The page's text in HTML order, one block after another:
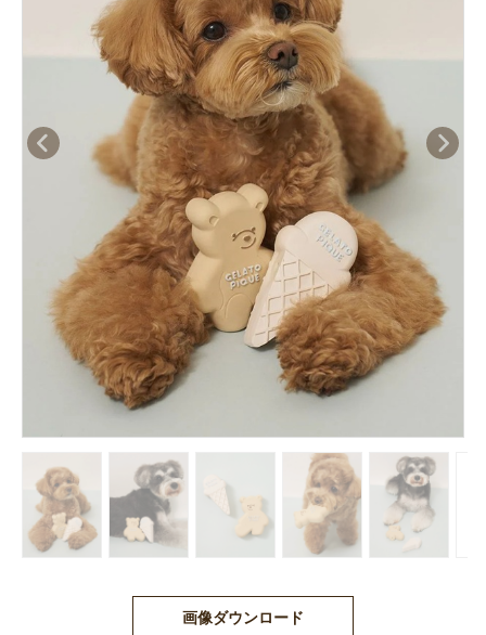
画像ダウンロード